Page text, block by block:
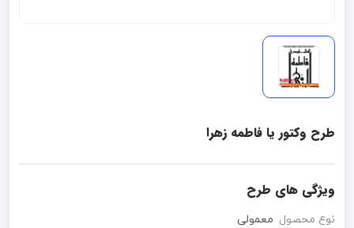
طرح وکتور یا فاطمه زهرا
ویژگی های طرح
نوع محصول معمولی